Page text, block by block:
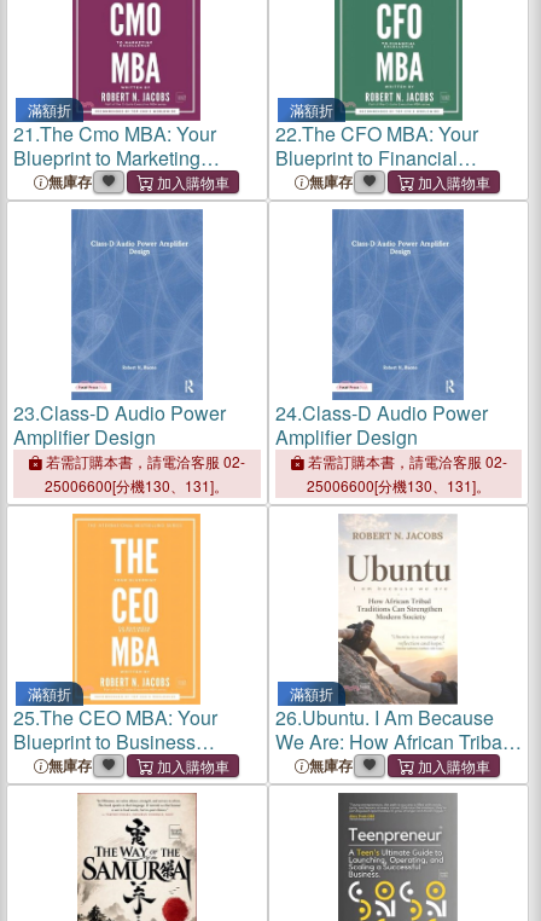
滿額折
21.The Cmo MBA: Your
Blueprint to Marketing
Excellence
無庫存
滿額折
22.The CFO MBA: Your
Blueprint to Financial
Excellence
無庫存
23.Class-D Audio Power
Amplifier Design
若需訂購本書，請電洽客服 02-
25006600[分機130、131]。
24.Class-D Audio Power
Amplifier Design
若需訂購本書，請電洽客服 02-
25006600[分機130、131]。
滿額折
25.The CEO MBA: Your
Blueprint to Business
Excellence
無庫存
滿額折
26.Ubuntu. I Am Because
We Are: How African Tribal
Traditions Can Strengthen
Modern Society
無庫存